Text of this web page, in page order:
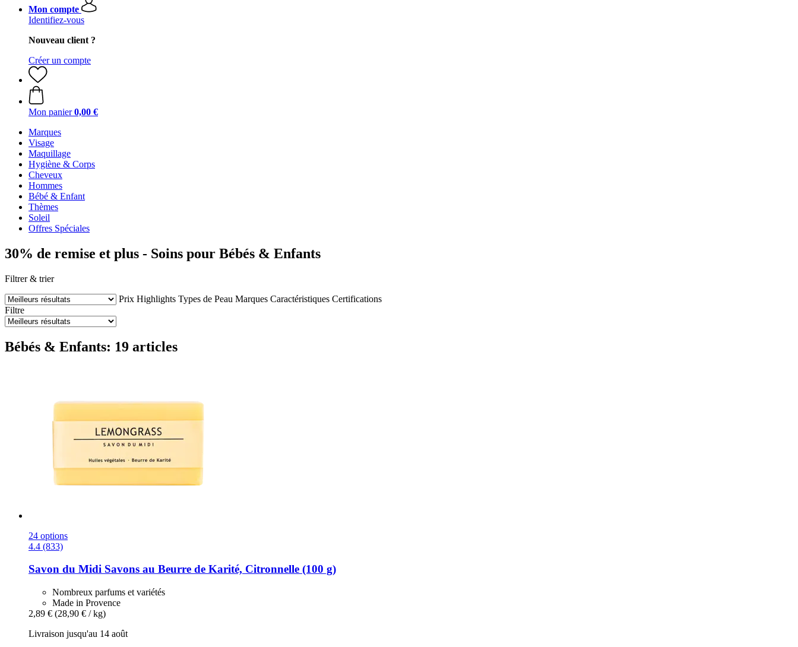
Mon compte
Identifiez-vous
Nouveau client ?
Créer un compte
Mon panier 0,00 €
Marques
Visage
Maquillage
Hygiène & Corps
Cheveux
Hommes
Bébé & Enfant
Thèmes
Soleil
Offres Spéciales
30% de remise et plus - Soins pour Bébés & Enfants
Filtrer & trier
Prix Highlights Types de Peau Marques Caractéristiques Certifications
Filtre
Bébés & Enfants: 19 articles
24 options
4.4 (833)
Savon du Midi Savons au Beurre de Karité, Citronnelle (100 g)
Nombreux parfums et variétés
Made in Provence
2,89 € (28,90 € / kg)
Livraison jusqu'au 14 août